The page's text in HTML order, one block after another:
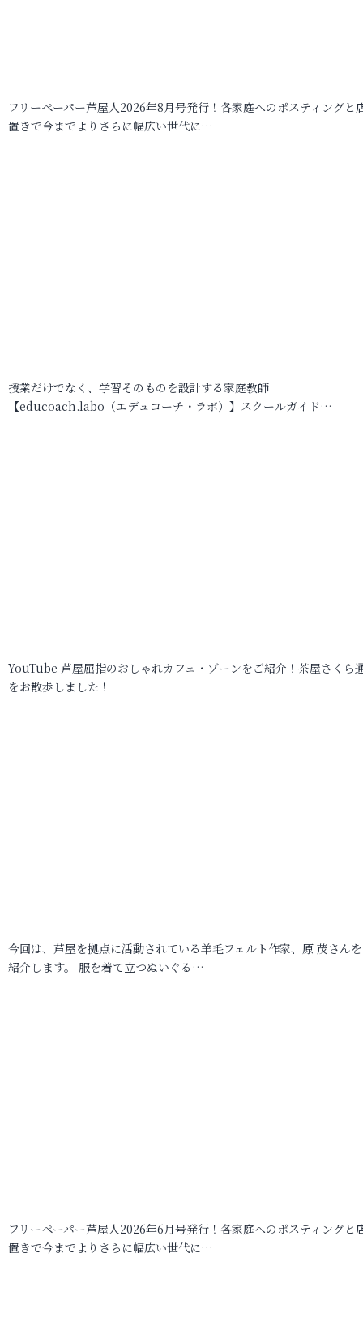
フリーペーパー芦屋人2026年8月号発行！各家庭へのポスティングと
置きで今までよりさらに幅広い世代に…
授業だけでなく、学習そのものを設計する家庭教師
【educoach.labo（エデュコーチ・ラボ）】スクールガイド…
YouTube 芦屋屈指のおしゃれカフェ・ゾーンをご紹介！茶屋さくら
をお散歩しました！
今回は、芦屋を拠点に活動されている羊毛フェルト作家、原 茂さん
紹介します。 服を着て立つぬいぐる…
フリーペーパー芦屋人2026年6月号発行！各家庭へのポスティングと
置きで今までよりさらに幅広い世代に…